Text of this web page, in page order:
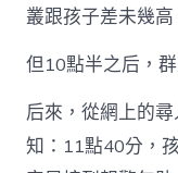
叢跟孩子差未幾
但10點半之后，
后來，從網上的
知：11點40分，